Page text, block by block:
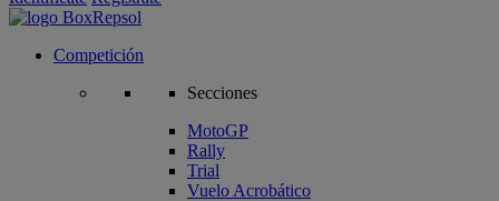
Competición
Secciones
MotoGP
Rally
Trial
Vuelo Acrobático